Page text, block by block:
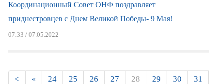
Координационный Совет ОНФ поздравляет
приднестровцев с Днем Великой Победы- 9 Мая!
07:33 / 07.05.2022
< « 24 25 26 27 28 29 30
31